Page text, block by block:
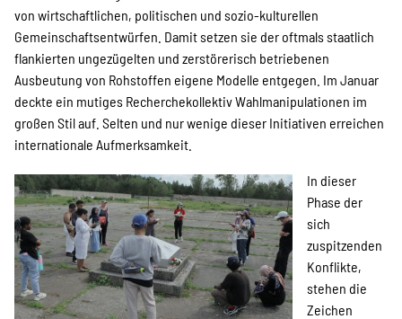
von wirtschaftlichen, politischen und sozio-kulturellen
Gemeinschaftsentwürfen. Damit setzen sie der oftmals staatlich
flankierten ungezügelten und zerstörerisch betriebenen
Ausbeutung von Rohstoffen eigene Modelle entgegen. Im Januar
deckte ein mutiges Recherchekollektiv Wahlmanipulationen im
großen Stil auf. Selten und nur wenige dieser Initiativen erreichen
internationale Aufmerksamkeit.
In dieser
Phase der
sich
zuspitzenden
Konflikte,
stehen die
Zeichen